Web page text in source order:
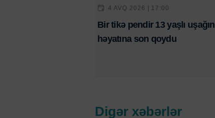
4 AVQ 2026 | 17:00
Bir tikə pendir 13 yaşlı uşağın
həyatına son qoydu
Digər xəbərlər